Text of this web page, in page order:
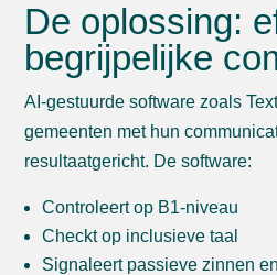
De oplossing:
begrijpelijke
AI-gestuurde software zoals
gemeenten met hun
resultaatgericht. De software:
Controleert op B1-niveau
Checkt op inclusieve taal
Signaleert passieve zinnen